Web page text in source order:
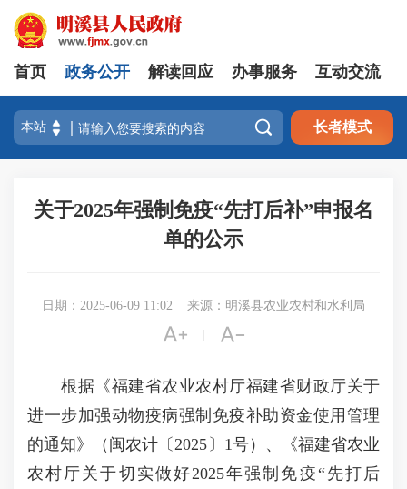
首页 政务公开 解读回应 办事服务 互动交流
 长者模式
关于2025年强制免疫“先打后补”申报名
单的公示
日期：2025-06-09 11:02 来源：明溪县农业农村和水利局
 
根据《福建省农业农村厅福建省财政厅关于
进一步加强动物疫病强制免疫补助资金使用管理
的通知》（闽农计〔2025〕1号）、《福建省农业
农村厅关于切实做好2025年强制免疫“先打后